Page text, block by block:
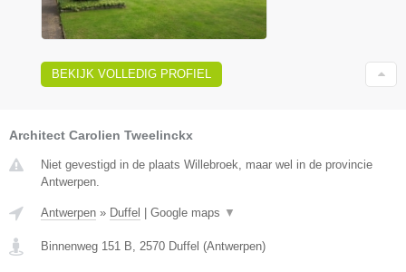
BEKIJK VOLLEDIG PROFIEL
Architect Carolien Tweelinckx
Niet gevestigd in de plaats Willebroek, maar wel in de provincie
Antwerpen.
Antwerpen » Duffel Google maps ▼
Binnenweg 151 B, 2570 Duffel (Antwerpen)